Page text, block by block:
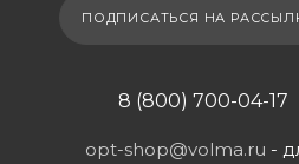
ПОДПИСАТЬСЯ НА
8 (800) 700-04-17
opt-shop@volma.ru -